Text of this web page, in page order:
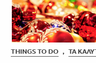
THINGS TO DO , ΤΑ